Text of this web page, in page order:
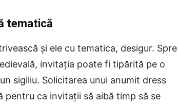
tematică
și ele cu tematica, desigur. Spre
invitația poate fi tipărită pe o
sigiliu. Solicitarea unui anumit dress
ca invitații să aibă timp să se